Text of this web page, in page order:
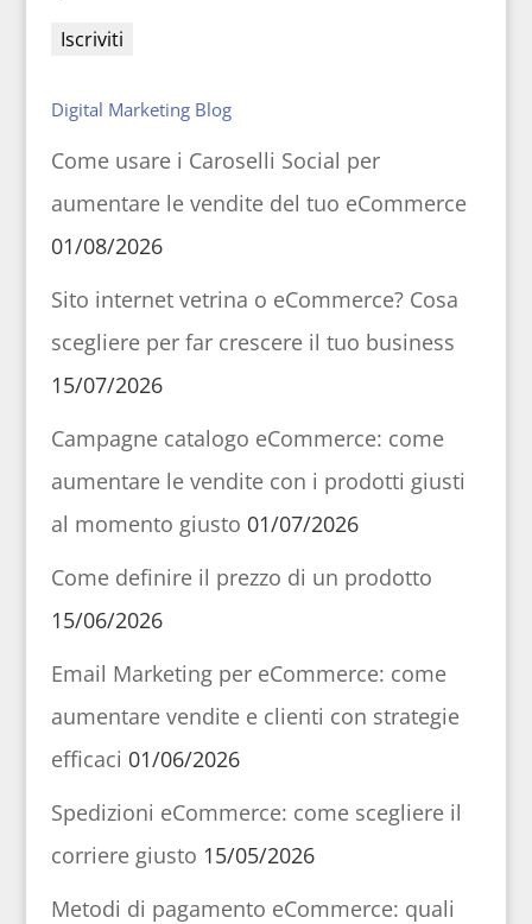
Digital Marketing Blog
Come usare i Caroselli Social per
aumentare le vendite del tuo eCommerce
01/08/2026
Sito internet vetrina o eCommerce? Cosa
scegliere per far crescere il tuo business
15/07/2026
Campagne catalogo eCommerce: come
aumentare le vendite con i prodotti giusti
al momento giusto 01/07/2026
Come definire il prezzo di un prodotto
15/06/2026
Email Marketing per eCommerce: come
aumentare vendite e clienti con strategie
efficaci 01/06/2026
Spedizioni eCommerce: come scegliere il
corriere giusto 15/05/2026
Metodi di pagamento eCommerce: quali